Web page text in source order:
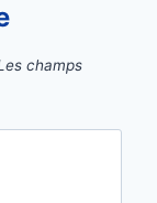
champs